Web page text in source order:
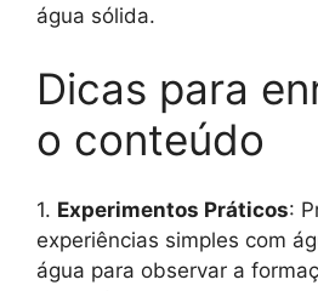
água sólida.
Dicas para
o conteúdo
1. Experimentos Práticos:
experiências simples com
água para observar a